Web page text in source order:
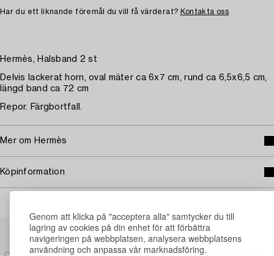
Genom att klicka på "acceptera alla" samtycker du till
lagring av cookies på din enhet för att förbättra
navigeringen på webbplatsen, analysera webbplatsens
användning och anpassa vår marknadsföring.
Har du ett liknande föremål du vill få värderat? Kontakta oss
Hermès, Halsband 2 st
Delvis lackerat horn, oval mäter ca 6x7 cm, rund ca 6,5x6,5 cm,
längd band ca 72 cm
Repor. Färgbortfall.
Mer om Hermès
Köpinformation
Andra har även tittat på